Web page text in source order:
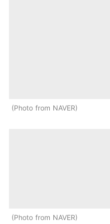
Photo from NAVER
Photo from NAVER